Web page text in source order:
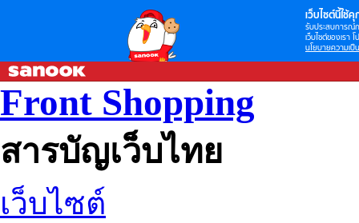
เว็บไซต์นี้ใช้คุ
รับประสบการณ์
เว็บไซต์ของเรา
นโยบายความเป็
Front Shopping
สารบัญเว็บไทย
เว็บไซต์